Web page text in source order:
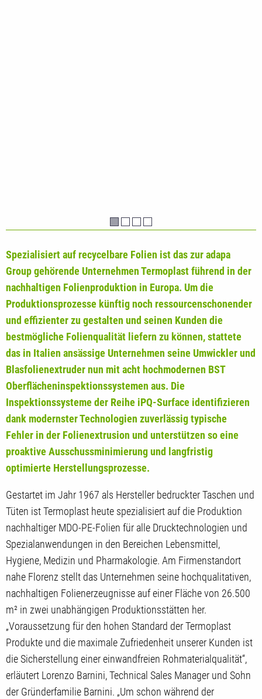
Spezialisiert auf recycelbare Folien ist das zur adapa
Group gehörende Unternehmen Termoplast führend in der
nachhaltigen Folienproduktion in Europa. Um die
Produktionsprozesse künftig noch ressourcenschonender
und effizienter zu gestalten und seinen Kunden die
bestmögliche Folienqualität liefern zu können, stattete
das in Italien ansässige Unternehmen seine Umwickler und
Blasfolienextruder nun mit acht hochmodernen BST
Oberflächeninspektionssystemen aus. Die
Inspektionssysteme der Reihe iPQ-Surface identifizieren
dank modernster Technologien zuverlässig typische
Fehler in der Folienextrusion und unterstützen so eine
proaktive Ausschussminimierung und langfristig
optimierte Herstellungsprozesse.
Gestartet im Jahr 1967 als Hersteller bedruckter Taschen und
Tüten ist Termoplast heute spezialisiert auf die Produktion
nachhaltiger MDO-PE-Folien für alle Drucktechnologien und
Spezialanwendungen in den Bereichen Lebensmittel,
Hygiene, Medizin und Pharmakologie. Am Firmenstandort
nahe Florenz stellt das Unternehmen seine hochqualitativen,
nachhaltigen Folienerzeugnisse auf einer Fläche von 26.500
m² in zwei unabhängigen Produktionsstätten her.
„Voraussetzung für den hohen Standard der Termoplast
Produkte und die maximale Zufriedenheit unserer Kunden ist
die Sicherstellung einer einwandfreien Rohmaterialqualität“,
erläutert Lorenzo Barnini, Technical Sales Manager und Sohn
der Gründerfamilie Barnini. „Um schon während der